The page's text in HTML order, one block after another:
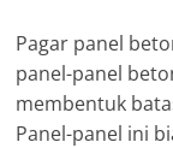
Pagar panel
panel-panel
membentuk
Panel-panel ini